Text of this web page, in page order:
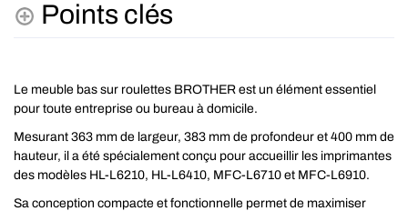
Points clés
Le meuble bas sur roulettes BROTHER est un élément essentiel
pour toute entreprise ou bureau à domicile.
Mesurant 363 mm de largeur, 383 mm de profondeur et 400 mm de
hauteur, il a été spécialement conçu pour accueillir les imprimantes
des modèles HL-L6210, HL-L6410, MFC-L6710 et MFC-L6910.
Sa conception compacte et fonctionnelle permet de maximiser